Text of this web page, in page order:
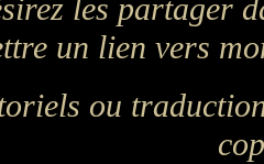
les partager
un lien vers
ou